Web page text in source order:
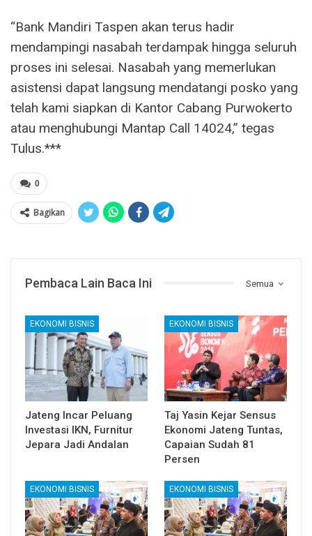
“Bank Mandiri Taspen akan terus hadir
mendampingi nasabah terdampak hingga seluruh
proses ini selesai. Nasabah yang memerlukan
asistensi dapat langsung mendatangi posko yang
telah kami siapkan di Kantor Cabang Purwokerto
atau menghubungi Mantap Call 14024,” tegas
Tulus.***
0
Bagikan
Semua
Pembaca Lain Baca Ini
EKONOMI BISNIS
Jateng Incar Peluang
Investasi IKN, Furnitur
Jepara Jadi Andalan
EKONOMI BISNIS
Taj Yasin Kejar Sensus
Ekonomi Jateng Tuntas,
Capaian Sudah 81
Persen
EKONOMI BISNIS EKONOMI BISNIS